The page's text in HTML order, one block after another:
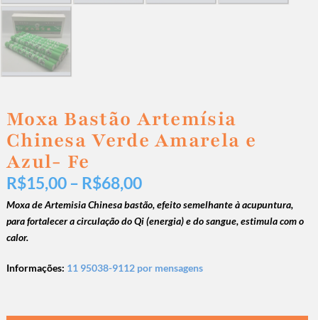
Moxa Bastão Artemísia
Chinesa Verde Amarela e
Azul- Fe
R$15,00 – R$68,00
Moxa de Artemisia Chinesa bastão, efeito semelhante à acupuntura,
para fortalecer a circulação do Qi (energia) e do sangue, estimula com o
calor.
Informações: 11 95038-9112 por mensagens